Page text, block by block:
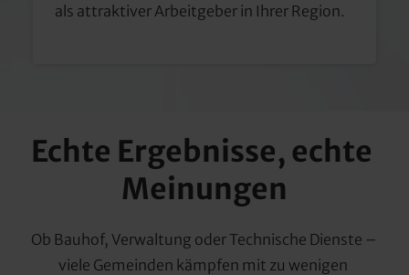
als attraktiver Arbeitgeber in Ihrer Region.
Echte Ergebnisse, echte
Meinungen
Ob Bauhof, Verwaltung oder Technische Dienste –
viele Gemeinden kämpfen mit zu wenigen